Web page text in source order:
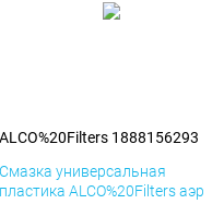
ALCO%20Filters 1888156293
Смазка универсальная
пластика ALCO%20Filters аэр